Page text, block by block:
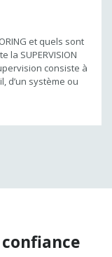
et quels sont
la SUPERVISION
consiste à
d’un système ou